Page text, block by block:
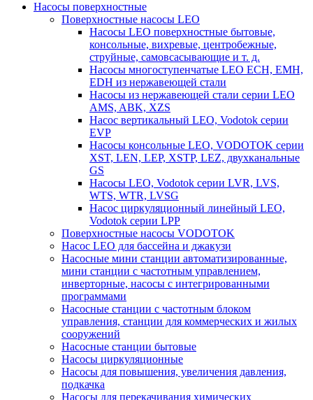
Насосы поверхностные
Поверхностные насосы LEO
Насосы LEO поверхностные бытовые,
консольные, вихревые, центробежные,
струйные, самовсасывающие и т. д.
Насосы многоступенчатые LEO ECH, EMH,
EDH из нержавеющей стали
Насосы из нержавеющей стали серии LEO
AMS, ABK, XZS
Насос вертикальный LEO, Vodotok серии
EVP
Насосы консольные LEO, VODOTOK серии
XST, LEN, LEP, XSTP, LEZ, двухканальные
GS
Насосы LEO, Vodotok серии LVR, LVS,
WTS, WTR, LVSG
Насос циркуляционный линейный LEO,
Vodotok серии LPP
Поверхностные насосы VODOTOK
Насос LEO для бассейна и джакузи
Насосные мини станции автоматизированные,
мини станции с частотным управлением,
инверторные, насосы с интегрированными
программами
Насосные станции с частотным блоком
управления, станции для коммерческих и жилых
сооружений
Насосные станции бытовые
Насосы циркуляционные
Насосы для повышения, увеличения давления,
подкачка
Насосы для перекачивания химических